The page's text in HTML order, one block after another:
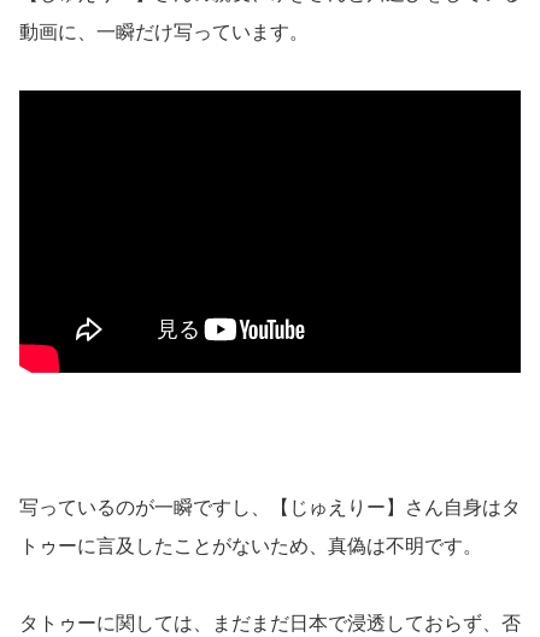
動画に、一瞬だけ写っています。
写っているのが一瞬ですし、【じゅえりー】さん自身はタ
トゥーに言及したことがないため、真偽は不明です。
タトゥーに関しては、まだまだ日本で浸透しておらず、否